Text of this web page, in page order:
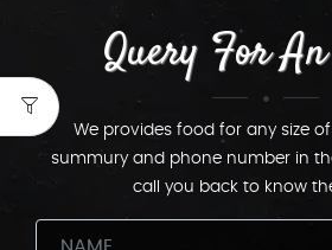
Query For
We provides food for any size
summury and phone number in
call you back to know